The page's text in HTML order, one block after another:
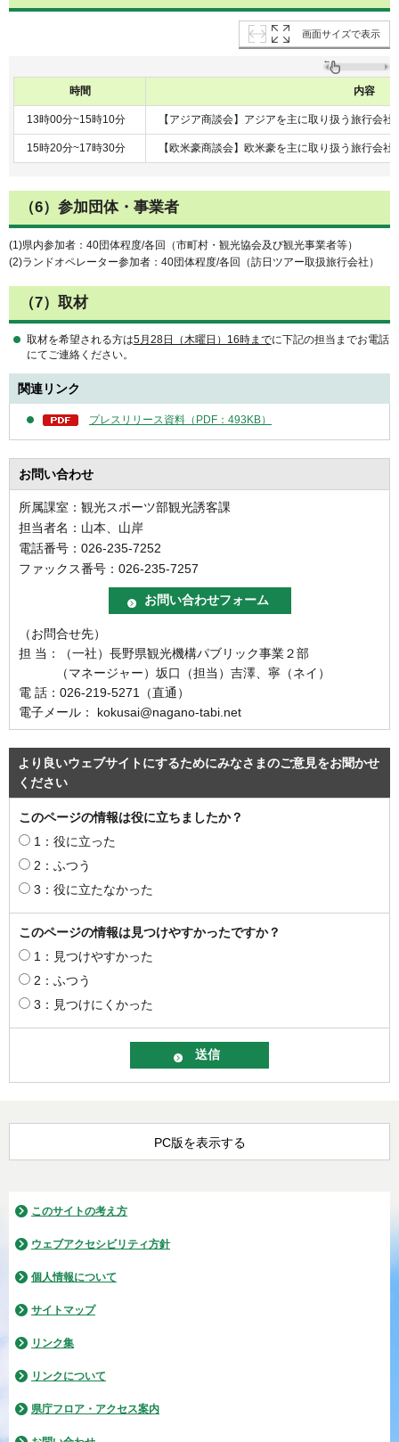
画面サイズで表示
時間 内容
13時00分~15時10分 【アジア商談会】アジアを主に取り扱う旅行会
15時20分~17時30分 【欧米豪商談会】欧米豪を主に取り扱う旅行会
（6）参加団体・事業者
(1)県内参加者：40団体程度/各回（市町村・観光協会及び観光事業者等）
(2)ランドオペレーター参加者：40団体程度/各回（訪日ツアー取扱旅行会社）
（7）取材
取材を希望される方は5月28日（木曜日）16時までに下記の担当までお電話
にてご連絡ください。
関連リンク
プレスリリース資料（PDF：493KB）
お問い合わせ
所属課室：観光スポーツ部観光誘客課
担当者名：山本、山岸
電話番号：026-235-7252
ファックス番号：026-235-7257
（お問合せ先）
担 当：（一社）長野県観光機構パブリック事業２部
（マネージャー）坂口（担当）吉澤、寧（ネイ）
電 話：026-219-5271（直通）
電子メール： kokusai@nagano-tabi.net
より良いウェブサイトにするためにみなさまのご意見をお聞かせ
ください
このページの情報は役に立ちましたか？
1：役に立った
2：ふつう
3：役に立たなかった
このページの情報は見つけやすかったですか？
1：見つけやすかった
2：ふつう
3：見つけにくかった
PC版を表示する
このサイトの考え方
ウェブアクセシビリティ方針
個人情報について
サイトマップ
リンク集
リンクについて
県庁フロア・アクセス案内